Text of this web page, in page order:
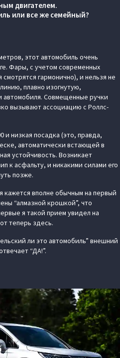
двигателем.
или все же семейный?
этот автомобиль очень
Фары, с учетом современных
гармонично), и нельзя не
плавно изогнутую,
Совмещенные ручки
вызывают ассоциацию с Роллс-
и низкая посадка (это, правда,
автоматически встающей в
устойчивость. Возникает
к асфальту, и никакими силами его
позже.
кажется вполне обычным на первый
“алмазной крошкой”, что
я такой прием увидел на
теперь здесь.
ли это автомобиль” внешний
“ДА!”.